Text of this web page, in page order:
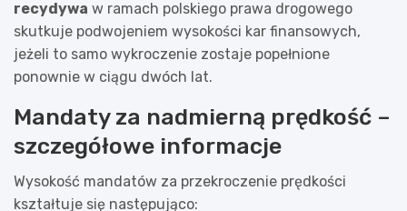
recydywa w ramach polskiego prawa drogowego
skutkuje podwojeniem wysokości kar finansowych,
jeżeli to samo wykroczenie zostaje popełnione
ponownie w ciągu dwóch lat.
Mandaty za nadmierną prędkość –
szczegółowe informacje
Wysokość mandatów za przekroczenie prędkości
kształtuje się następująco: